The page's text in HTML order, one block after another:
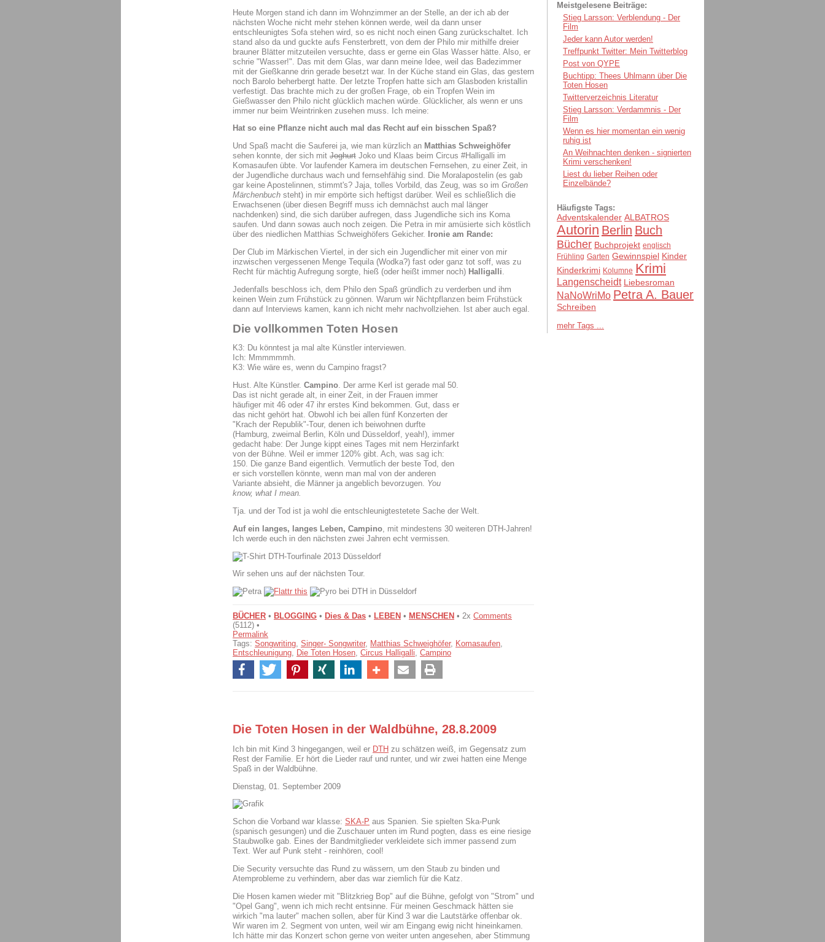
Heute Morgen stand ich dann im Wohnzimmer an der Stelle, an der ich ab der
nächsten Woche nicht mehr stehen können werde, weil da dann unser
entschleunigtes Sofa stehen wird, so es nicht noch einen Gang zurückschaltet. Ich
stand also da und guckte aufs Fensterbrett, von dem der Philo mir mithilfe dreier
brauner Blätter mitzuteilen versuchte, dass er gerne ein Glas Wasser hätte. Also, er
schrie "Wasser!". Das mit dem Glas, war dann meine Idee, weil das Badezimmer
mit der Gießkanne drin gerade besetzt war. In der Küche stand ein Glas, das gestern
noch Barolo beherbergt hatte. Der letzte Tropfen hatte sich am Glasboden kristallin
verfestigt. Das brachte mich zu der großen Frage, ob ein Tropfen Wein im
Gießwasser den Philo nicht glücklich machen würde. Glücklicher, als wenn er uns
immer nur beim Weintrinken zusehen muss. Ich meine:
Hat so eine Pflanze nicht auch mal das Recht auf ein bisschen Spaß?
Und Spaß macht die Sauferei ja, wie man kürzlich an Matthias Schweighöfer
sehen konnte, der sich mit Joghurt Joko und Klaas beim Circus #Halligalli im
Komasaufen übte. Vor laufender Kamera im deutschen Fernsehen, zu einer Zeit, in
der Jugendliche durchaus wach und fernsehfähig sind. Die Moralapostelin (es gab
gar keine Apostelinnen, stimmt's? Jaja, tolles Vorbild, das Zeug, was so im Großen
Märchenbuch steht) in mir empörte sich heftigst darüber. Weil es schließlich die
Erwachsenen (über diesen Begriff muss ich demnächst auch mal länger
nachdenken) sind, die sich darüber aufregen, dass Jugendliche sich ins Koma
saufen. Und dann sowas auch noch zeigen. Die Petra in mir amüsierte sich köstlich
über des niedlichen Matthias Schweighöfers Gekicher.
Ironie am Rande:
Der Club im Märkischen Viertel, in der sich ein Jugendlicher mit einer von mir
inzwischen vergessenen Menge Tequila (Wodka?) fast oder ganz tot soff, was zu
Recht für mächtig Aufregung sorgte, hieß (oder heißt immer noch) Halligalli.
Jedenfalls beschloss ich, dem Philo den Spaß gründlich zu verderben und ihm
keinen Wein zum Frühstück zu gönnen. Warum wir Nichtpflanzen beim Frühstück
dann auf Interviews kamen, kann ich nicht mehr nachvollziehen. Ist aber auch egal.
Die vollkommen Toten Hosen
K3: Du könntest ja mal alte Künstler interviewen.
Ich: Mmmmmmh.
K3: Wie wäre es, wenn du Campino fragst?
Hust. Alte Künstler. Campino. Der arme Kerl ist gerade mal 50.
Das ist nicht gerade alt, in einer Zeit, in der Frauen immer
häufiger mit 46 oder 47 ihr erstes Kind bekommen. Gut, dass er
das nicht gehört hat. Obwohl ich bei allen fünf Konzerten der
"Krach der Republik"-Tour, denen ich beiwohnen durfte
(Hamburg, zweimal Berlin, Köln und Düsseldorf, yeah!), immer
gedacht habe: Der Junge kippt eines Tages mit nem Herzinfarkt
von der Bühne. Weil er immer 120% gibt. Ach, was sag ich:
150. Die ganze Band eigentlich. Vermutlich der beste Tod, den
er sich vorstellen könnte, wenn man mal von der anderen
Variante absieht, die Männer ja angeblich bevorzugen. You
know, what I mean.
Tja. und der Tod ist ja wohl die entschleunigtestetete Sache der Welt.
Auf ein langes, langes Leben, Campino , mit mindestens 30 weiteren DTH-Jahren!
Ich werde euch in den nächsten zwei Jahren echt vermissen.
Wir sehen uns auf der nächsten Tour.
BÜCHER • BLOGGING • Dies & Das • LEBEN • MENSCHEN • 2x Comments
(5112) •
Permalink
Tags: Songwriting, Singer- Songwriter, Matthias Schweighöfer, Komasaufen,
Entschleunigung, Die Toten Hosen, Circus Halligalli, Campino
Die Toten Hosen in der Waldbühne, 28.8.2009
Ich bin mit Kind 3 hingegangen, weil er DTH zu schätzen weiß, im Gegensatz zum
Rest der Familie. Er hört die Lieder rauf und runter, und wir zwei hatten eine Menge
Spaß in der Waldbühne.
Dienstag, 01. September 2009
Schon die Vorband war klasse: SKA-P aus Spanien. Sie spielten Ska-Punk
(spanisch gesungen) und die Zuschauer unten im Rund pogten, dass es eine riesige
Staubwolke gab. Eines der Bandmitglieder verkleidete sich immer passend zum
Text. Wer auf Punk steht - reinhören, cool!
Die Security versuchte das Rund zu wässern, um den Staub zu binden und
Atemprobleme zu verhindern, aber das war ziemlich für die Katz.
Die Hosen kamen wieder mit "Blitzkrieg Bop" auf die Bühne, gefolgt von "Strom" und
"Opel Gang", wenn ich mich recht entsinne. Für meinen Geschmack hätten sie
wirkich "ma lauter" machen sollen, aber für Kind 3 war die Lautstärke offenbar ok.
Wir waren im 2. Segment von unten, weil wir am Eingang ewig nicht hineinkamen.
Ich hätte mir das Konzert schon gerne von weiter unten angesehen, aber Stimmung
Meistgelesene Beiträge:
Stieg Larsson: Verblendung - Der
Film
Jeder kann Autor werden!
Treffpunkt Twitter: Mein Twitterblog
Post von QYPE
Buchtipp: Thees Uhlmann über Die
Toten Hosen
Twitterverzeichnis Literatur
Stieg Larsson: Verdammnis - Der
Film
Wenn es hier momentan ein wenig
ruhig ist
An Weihnachten denken - signierten
Krimi verschenken!
Liest du lieber Reihen oder
Einzelbände?
Häufigste Tags:
Adventskalender ALBATROS
Autorin Berlin Buch
Bücher Buchprojekt englisch
Frühling Garten Gewinnspiel Kinder
Kinderkrimi Kolumne Krimi
Langenscheidt Liebesroman
NaNoWriMo Petra A. Bauer
Schreiben
mehr Tags ...